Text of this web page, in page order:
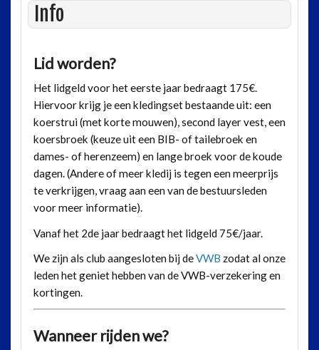
Info
Lid worden?
Het lidgeld voor het eerste jaar bedraagt 175€.
Hiervoor krijg je een kledingset bestaande uit: een
koerstrui (met korte mouwen), second layer vest, een
koersbroek (keuze uit een BIB- of tailebroek en
dames- of herenzeem) en lange broek voor de koude
dagen. (Andere of meer kledij is tegen een meerprijs
te verkrijgen, vraag aan een van de bestuursleden
voor meer informatie).
Vanaf het 2de jaar bedraagt het lidgeld 75€/jaar.
We zijn als club aangesloten bij deVWB zodat al onze
leden het geniet hebben van de VWB-verzekering en
kortingen.
Wanneer rijden we?